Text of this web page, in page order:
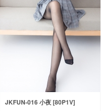
JKFUN-016 小夜 [80P1V]